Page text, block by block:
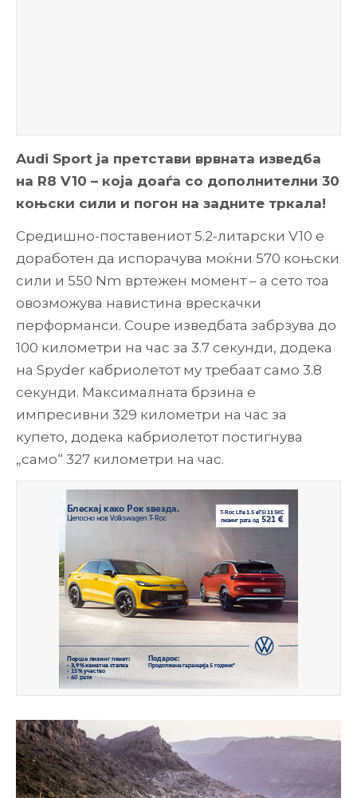
Audi Sport ја претстави врвната изведба
на R8 V10 – која доаѓа со дополнителни 30
коњски сили и погон на задните тркала!
Средишно-поставениот 5.2-литарски V10 е
доработен да испорачува моќни 570 коњски
сили и 550 Nm вртежен момент – а сето тоа
овозможува навистина врескачки
перформанси. Coupe изведбата забрзува до
100 километри на час за 3.7 секунди, додека
на Spyder кабриолетот му требаат само 3.8
секунди. Максималната брзина е
импресивни 329 километри на час за
купето, додека кабриолетот постигнува
„само“ 327 километри на час.